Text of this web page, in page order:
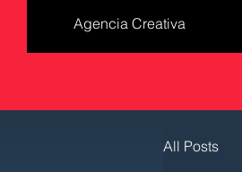
Agencia Creativa
All Posts